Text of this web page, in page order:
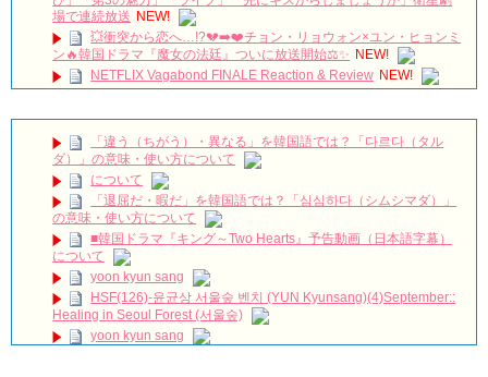
場で連続放送 NEW!
💥衝突から恋へ…!?💔➡️❤️チョン・リョウォン×ユン・ヒョンミ
ン🔥韓国ドラマ『魔女の法廷』ついに放送開始⚖️✨ NEW!
NETFLIX Vagabond FINALE Reaction & Review NEW!
메이킹 괴짜 판사들의 실종된 정의 찾기 프로젝트! ‘이판사판’ 대
본 리딩 현장! NEW!
アルハンブラ宮殿の思い出 パワータッチ
🎬 최진혁 | 뮤지컬 그날들 트레일러 | 260609~260823 | #최진혁
#노래 #뮤지컬 #그날들 #정학 #인터뷰 #shorts #불후의명곡 #미우새 #
최진혁아카이브 NEW!
よくおごってくれる綺麗なお姉さん 11/3（祝）あさ10時 第
1話先行放送 11/18（金）本放送開始！ 全国無料放送
BSJapanext NEW!
女優ソン・ソンミ、夫の葬儀を終え「帰ってきたポク・ダン
ジ」の撮影に復帰へ NEW!
「違う（ちがう）・異なる」を韓国語では？「다르다（タル
ダ）」の意味・使い方について
について
「退屈だ・暇だ」を韓国語では？「심심하다（シムシマダ）」
の意味・使い方について
■韓国ドラマ『キング～Two Hearts』予告動画（日本語字幕）
について
yoon kyun sang
HSF(126)-윤균상 서울숲 벤치 (YUN Kyunsang)(4)September::
Healing in Seoul Forest (서울숲)
yoon kyun sang